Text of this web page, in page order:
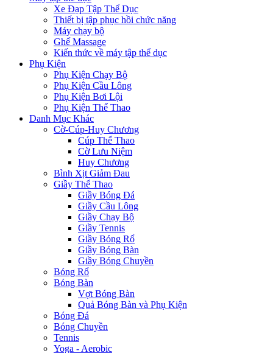
Xe Đạp Tập Thể Dục
Thiết bị tập phục hồi chức năng
Máy chạy bộ
Ghế Massage
Kiến thức về máy tập thể dục
Phụ Kiện
Phụ Kiện Chạy Bộ
Phụ Kiện Cầu Lông
Phụ Kiện Bơi Lội
Phụ Kiện Thể Thao
Danh Mục Khác
Cờ-Cúp-Huy Chương
Cúp Thể Thao
Cờ Lưu Niệm
Huy Chương
Bình Xịt Giảm Đau
Giầy Thể Thao
Giầy Bóng Đá
Giầy Cầu Lông
Giầy Chạy Bộ
Giầy Tennis
Giầy Bóng Rổ
Giầy Bóng Bàn
Giầy Bóng Chuyền
Bóng Rổ
Bóng Bàn
Vợt Bóng Bàn
Quả Bóng Bàn và Phụ Kiện
Bóng Đá
Bóng Chuyền
Tennis
Yoga - Aerobic